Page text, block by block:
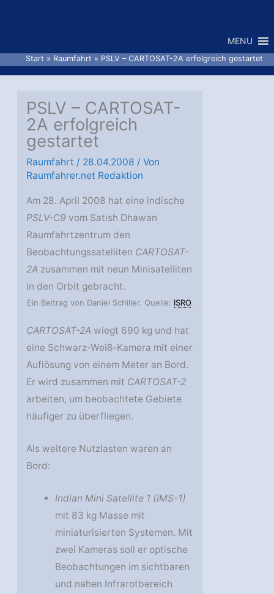
MENU
Start Raumfahrt PSLV – CARTOSAT-2A erfolgreich gestartet
PSLV – CARTOSAT-
2A erfolgreich
gestartet
Raumfahrt / 28.04.2008 / Von
Raumfahrer.net Redaktion
Am 28. April 2008 hat eine indische
PSLV-C9 vom Satish Dhawan
Raumfahrtzentrum den
Beobachtungssatelliten CARTOSAT-
2A zusammen mit neun Minisatelliten
in den Orbit gebracht.
Ein Beitrag von Daniel Schiller. Quelle: ISRO.
CARTOSAT-2A wiegt 690 kg und hat
eine Schwarz-Weiß-Kamera mit einer
Auflösung von einem Meter an Bord.
Er wird zusammen mit CARTOSAT-2
arbeiten, um beobachtete Gebiete
häufiger zu überfliegen.
Als weitere Nutzlasten waren an
Bord:
Indian Mini Satellite 1 (IMS-1)
mit 83 kg Masse mit
miniaturisierten Systemen. Mit
zwei Kameras soll er optische
Beobachtungen im sichtbaren
und nahen Infrarotbereich